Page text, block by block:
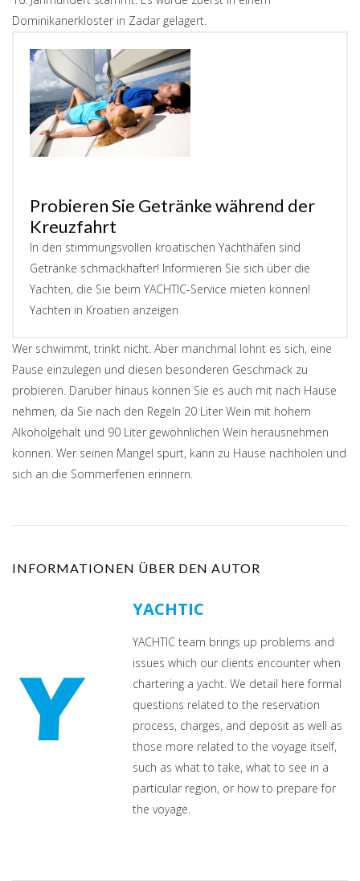
Dominikanerkloster in Zadar gelagert.
Probieren Sie Getränke während der
Kreuzfahrt
In den stimmungsvollen kroatischen Yachthäfen sind
Getränke schmackhafter! Informieren Sie sich über die
Yachten, die Sie beim YACHTIC-Service mieten können!
Yachten in Kroatien anzeigen
Wer schwimmt, trinkt nicht. Aber manchmal lohnt es sich, eine
Pause einzulegen und diesen besonderen Geschmack zu
probieren. Darüber hinaus können Sie es auch mit nach Hause
nehmen, da Sie nach den Regeln 20 Liter Wein mit hohem
Alkoholgehalt und 90 Liter gewöhnlichen Wein herausnehmen
können. Wer seinen Mangel spürt, kann zu Hause nachholen und
sich an die Sommerferien erinnern.
INFORMATIONEN ÜBER DEN AUTOR
YACHTIC
YACHTIC team brings up problems and
issues which our clients encounter when
chartering a yacht. We detail here formal
questions related to the reservation
process, charges, and deposit as well as
those more related to the voyage itself,
such as what to take, what to see in a
particular region, or how to prepare for
the voyage.